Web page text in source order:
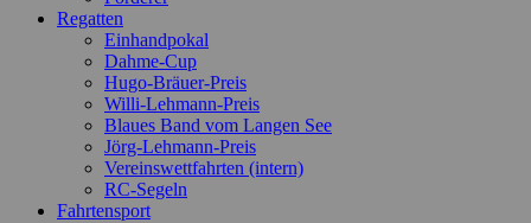
Regatten
Einhandpokal
Dahme-Cup
Hugo-Bräuer-Preis
Willi-Lehmann-Preis
Blaues Band vom Langen See
Jörg-Lehmann-Preis
Vereinswettfahrten (intern)
RC-Segeln
Fahrtensport